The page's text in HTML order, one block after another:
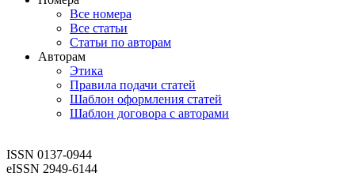
Все номера
Все статьи
Статьи по авторам
Авторам
Этика
Правила подачи статей
Шаблон оформления статей
Шаблон договора с авторами
ISSN 0137-0944
eISSN 2949-6144